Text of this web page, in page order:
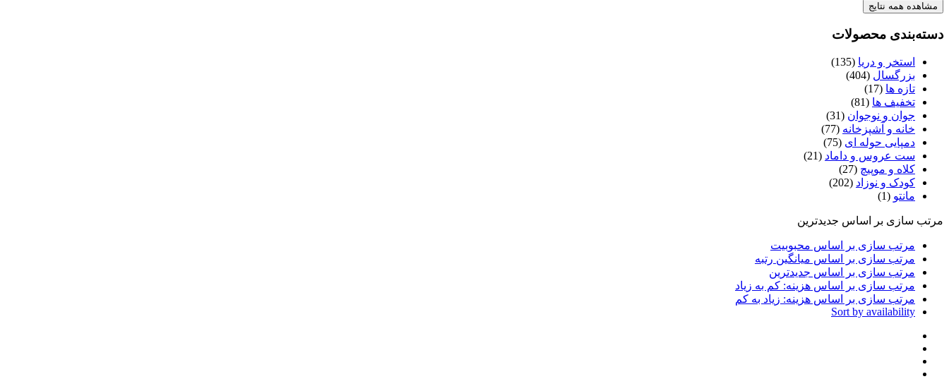
مشاهده همه نتایج
دسته‌بندی محصولات
استخر و دریا (135)
بزرگسال (404)
تازه ها (17)
تخفیف ها (81)
جوان و نوجوان (31)
خانه و آشپزخانه (77)
دمپایی حوله ای (75)
ست عروس و داماد (21)
کلاه و موپیچ (27)
کودک و نوزاد (202)
مانتو (1)
مرتب سازی بر اساس جدیدترین
مرتب سازی بر اساس محبوبیت
مرتب سازی بر اساس میانگین رتبه
مرتب سازی بر اساس جدیدترین
مرتب سازی بر اساس هزینه: کم به زیاد
مرتب سازی بر اساس هزینه: زیاد به کم
Sort by availability